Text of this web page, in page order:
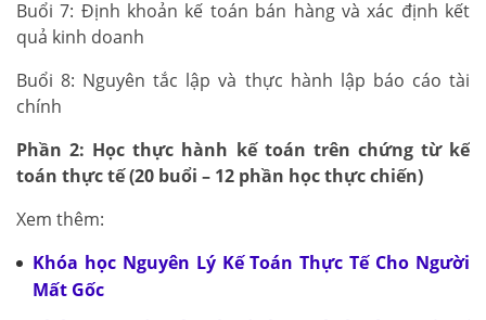
Buổi 7: Định khoản kế toán bán hàng và xác định kết
quả kinh doanh
Buổi 8: Nguyên tắc lập và thực hành lập báo cáo tài
chính
Phần 2: Học thực hành kế toán trên chứng từ kế
toán thực tế (20 buổi – 12 phần học thực chiến)
Xem thêm:
Khóa học Nguyên Lý Kế Toán Thực Tế Cho Người
Mất Gốc